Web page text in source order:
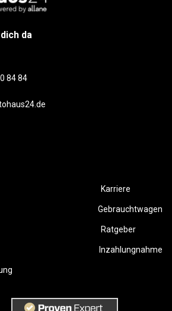
da
84 84
Karriere
Gebrauchtwagen
Ratgeber
Inzahlungnahme